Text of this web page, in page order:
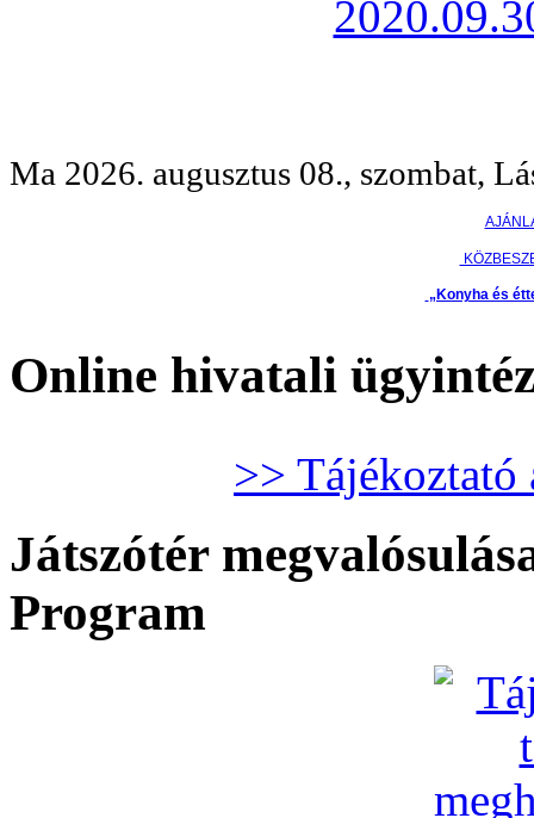
Ma 2026. augusztus 08., szombat,
„Konyha és
Online hivatali
>> Tájékoztató
Játszótér
Program